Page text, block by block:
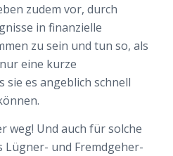
zudem vor, durch
in finanzielle
zu sein und tun so, als
eine kurze
sie es angeblich schnell
weg! Und auch für solche
Lügner- und Fremdgeher-